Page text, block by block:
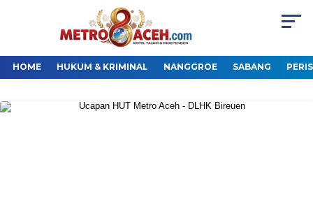
HOME HUKUM & KRIMINAL NANGGROE SABANG